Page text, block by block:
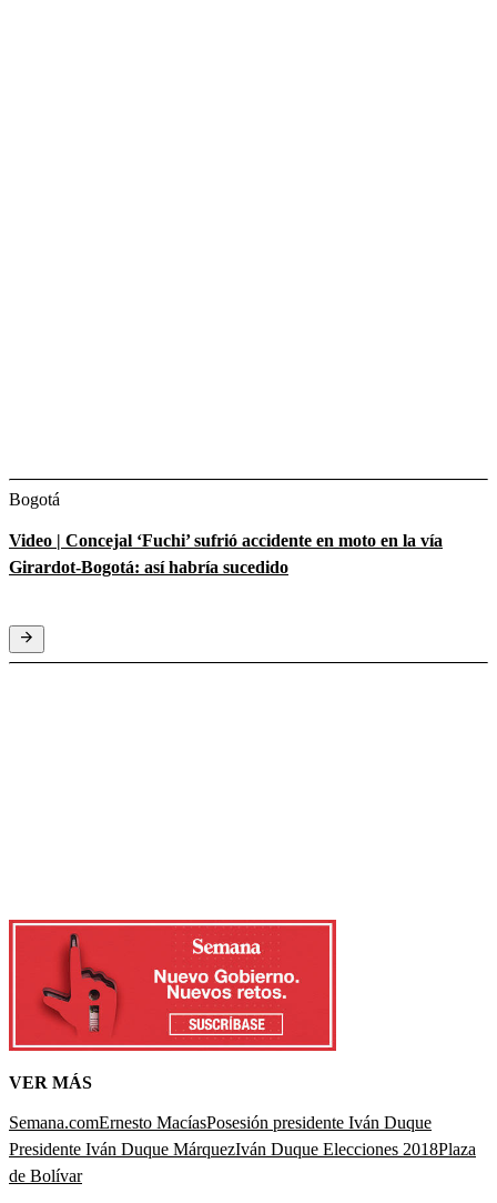
Bogotá
Video | Concejal ‘Fuchi’ sufrió accidente en moto en la vía
Girardot-Bogotá: así habría sucedido
VER MÁS
Semana.comErnesto MacíasPosesión presidente Iván Duque
Presidente Iván Duque MárquezIván Duque Elecciones 2018Plaza
de Bolívar